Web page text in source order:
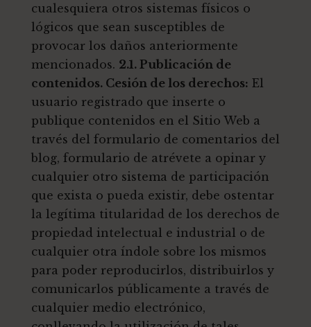
cualesquiera otros sistemas físicos o
lógicos que sean susceptibles de
provocar los daños anteriormente
mencionados. 2.1. Publicación de
contenidos. Cesión de los derechos: El
usuario registrado que inserte o
publique contenidos en el Sitio Web a
través del formulario de comentarios del
blog, formulario de atrévete a opinar y
cualquier otro sistema de participación
que exista o pueda existir, debe ostentar
la legítima titularidad de los derechos de
propiedad intelectual e industrial o de
cualquier otra índole sobre los mismos
para poder reproducirlos, distribuirlos y
comunicarlos públicamente a través de
cualquier medio electrónico,